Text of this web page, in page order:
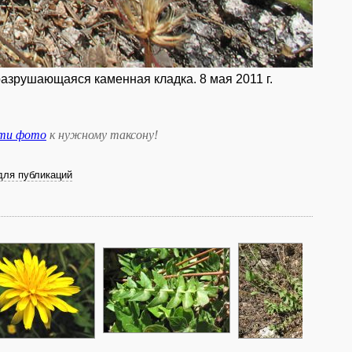
каменная кладка. 8 мая 2011 г.
фото к нужному таксону!
публикаций